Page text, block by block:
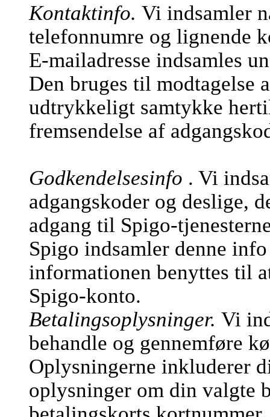
Kontaktinfo. Vi indsamler
telefonnumre og lignende
E-mailadresse indsamles
Den bruges til modtagelse
udtrykkeligt samtykke
fremsendelse af
Godkendelsesinfo . Vi
adgangskoder og deslige,
adgang til Spigo-
Spigo indsamler denne
informationen benyttes til
Spigo-konto.
Betalingsoplysninger. Vi
behandle og gennemføre
Oplysningerne inkluderer
oplysninger om din valgte